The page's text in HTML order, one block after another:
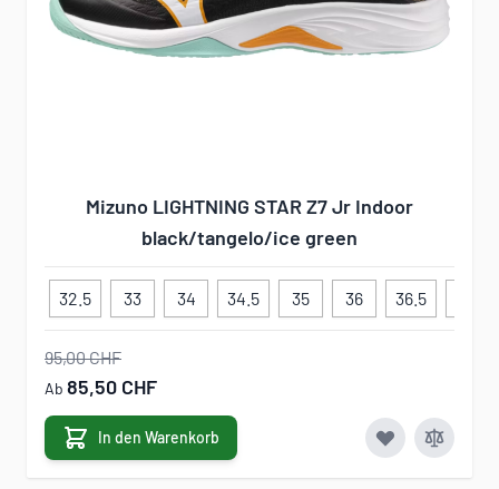
Mizuno LIGHTNING STAR Z7 Jr Indoor
black/tangelo/ice green
32.5 33 34 34.5 35 36 36.5
95,00 CHF
Ab 85,50 CHF
In den Warenkorb